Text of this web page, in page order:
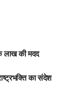
लाख की मदद
का संदेश